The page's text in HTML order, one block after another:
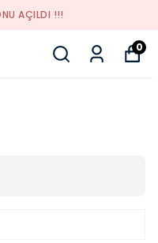
AÇILDI !!!
0